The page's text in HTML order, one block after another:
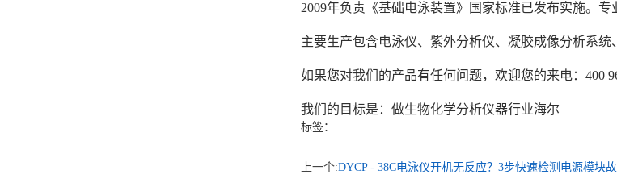
2009年负责《基础电泳装置》国家标准已发布实施。
主要生产包含电泳仪、紫外分析仪、凝胶成像分析系
如果您对我们的产品有任何问题，欢迎您的来电：400
我们的目标是：做生物化学分析仪器行业海尔
标签：
上一个:DYCP - 38C电泳仪开机无反应？3步快速检测电源模块